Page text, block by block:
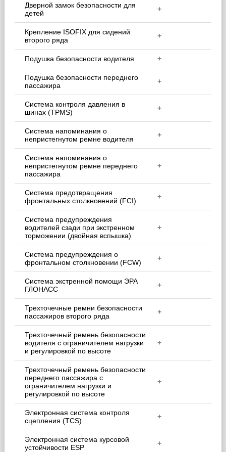
Дверной замок безопасности для
детей
+
Крепление ISOFIX для сидений
второго ряда
+
Подушка безопасности водителя +
Подушка безопасности переднего
пассажира
+
Система контроля давления в
шинах (TPMS)
+
Система напоминания о
непристегнутом ремне водителя
+
Система напоминания о
непристегнутом ремне переднего
пассажира
+
Система предотвращения
фронтальных столкновений (FCI)
+
Система предупреждения
водителей сзади при экстренном
торможении (двойная вспышка)
+
Система предупреждения о
фронтальном столкновении (FCW)
+
Система экстренной помощи ЭРА
ГЛОНАСС
+
Трехточечные ремни безопасности
пассажиров второго ряда
+
Трехточечный ремень безопасности
водителя с ограничителем нагрузки
и регулировкой по высоте
+
Трехточечный ремень безопасности
переднего пассажира с
ограничителем нагрузки и
регулировкой по высоте
+
Электронная система контроля
сцепления (TCS)
+
Электронная система курсовой
устойчивости ESP
+